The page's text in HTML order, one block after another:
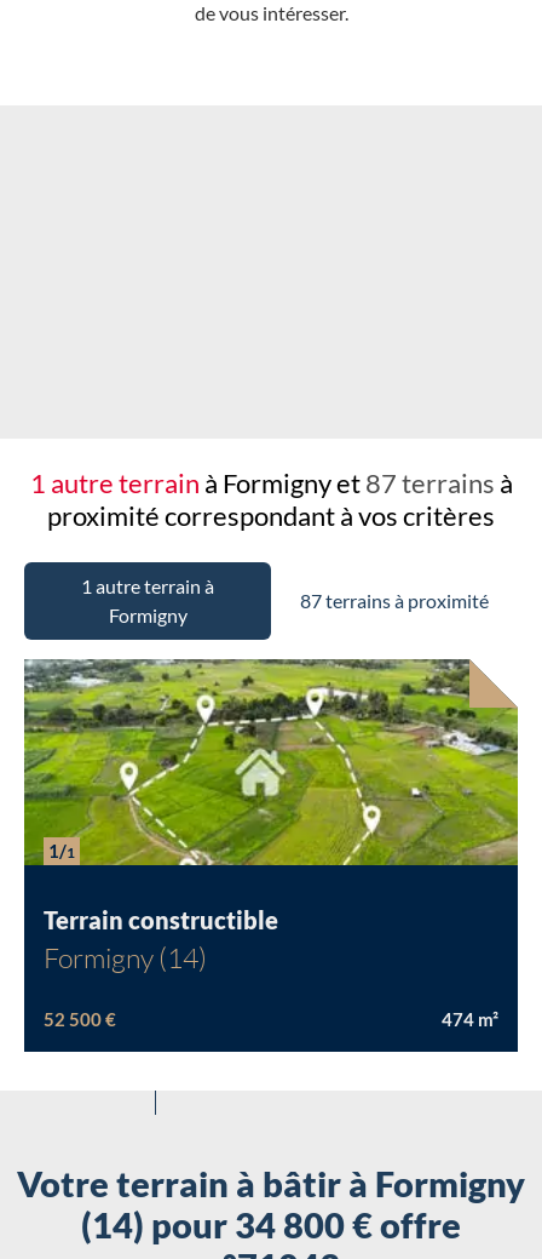
de vous intéresser.
1 autre terrain à Formigny et87 terrains à
proximitécorrespondant à vos critères
Chargement...
1 autre terrain à
Formigny
87 terrains à proximité
1/1
Terrain constructible
Formigny (14)
52 500 € 474 m²
Votre terrain à bâtir à Formigny
(14) pour 34 800 € offre